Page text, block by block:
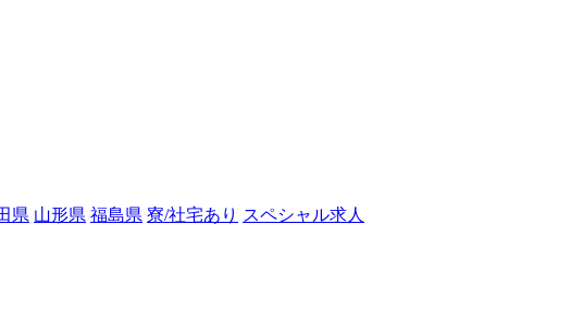
県 山形県 福島県 寮/社宅あり スペシャル求人